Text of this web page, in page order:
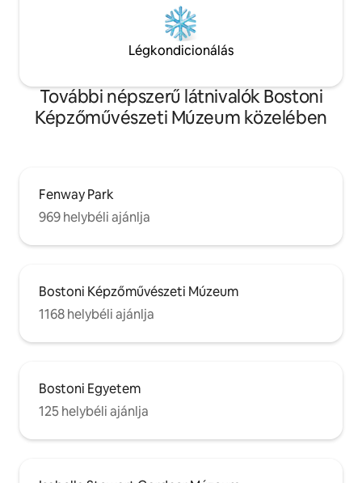
Légkondicionálás
További népszerű látnivalók Bostoni
Képzőművészeti Múzeum közelében
Fenway Park
969 helybéli ajánlja
Bostoni Képzőművészeti Múzeum
1168 helybéli ajánlja
Bostoni Egyetem
125 helybéli ajánlja